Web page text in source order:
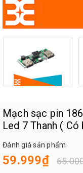
Mạch sạc pin
Led 7 Thanh (
Đánh giá sản phẩm
59.999₫